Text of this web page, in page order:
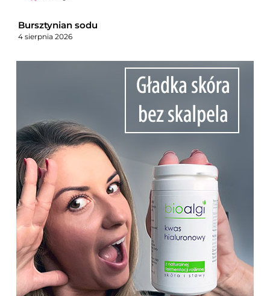
Bursztynian sodu
4 sierpnia 2026